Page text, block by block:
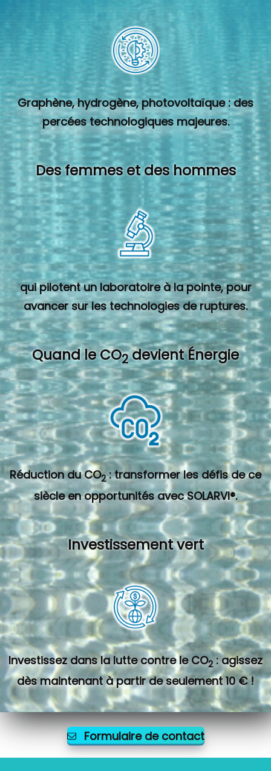
Graphène, hydrogène, photovoltaïque : des
percées technologiques majeures.
Des femmes et des hommes
qui pilotent un laboratoire à la pointe, pour
avancer sur les technologies de ruptures.
Quand le CO2devient Énergie
Réduction du CO2 : transformer les défis de ce
siècle en opportunités avec SOLARVI®.
Investissement vert
Investissez dans la lutte contre le CO2 : agissez
dès maintenant à partir de seulement 10 € !
Formulaire de contact